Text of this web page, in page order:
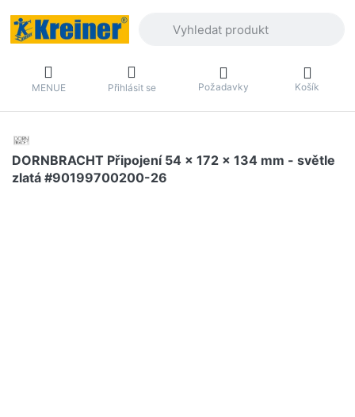
MENUE Přihlásit se Požadavky Košík
DORNBRACHT Připojení 54 x 172 x 134 mm - světle
zlatá #90199700200-26